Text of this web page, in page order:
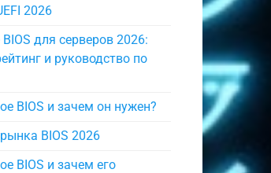
2026
для серверов 2026:
и руководство по
BIOS и зачем он нужен?
BIOS 2026
BIOS и зачем его